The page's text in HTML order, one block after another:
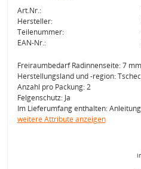
Art.Nr.:
Hersteller:
Teilenummer:
EAN-Nr.:
Freiraumbedarf Radinnenseite: 7 mm
Herstellungsland und -region:
Anzahl pro Packung: 2
Felgenschutz: Ja
Im Lieferumfang enthalten: Anleitung
weitere Attribute anzeigen